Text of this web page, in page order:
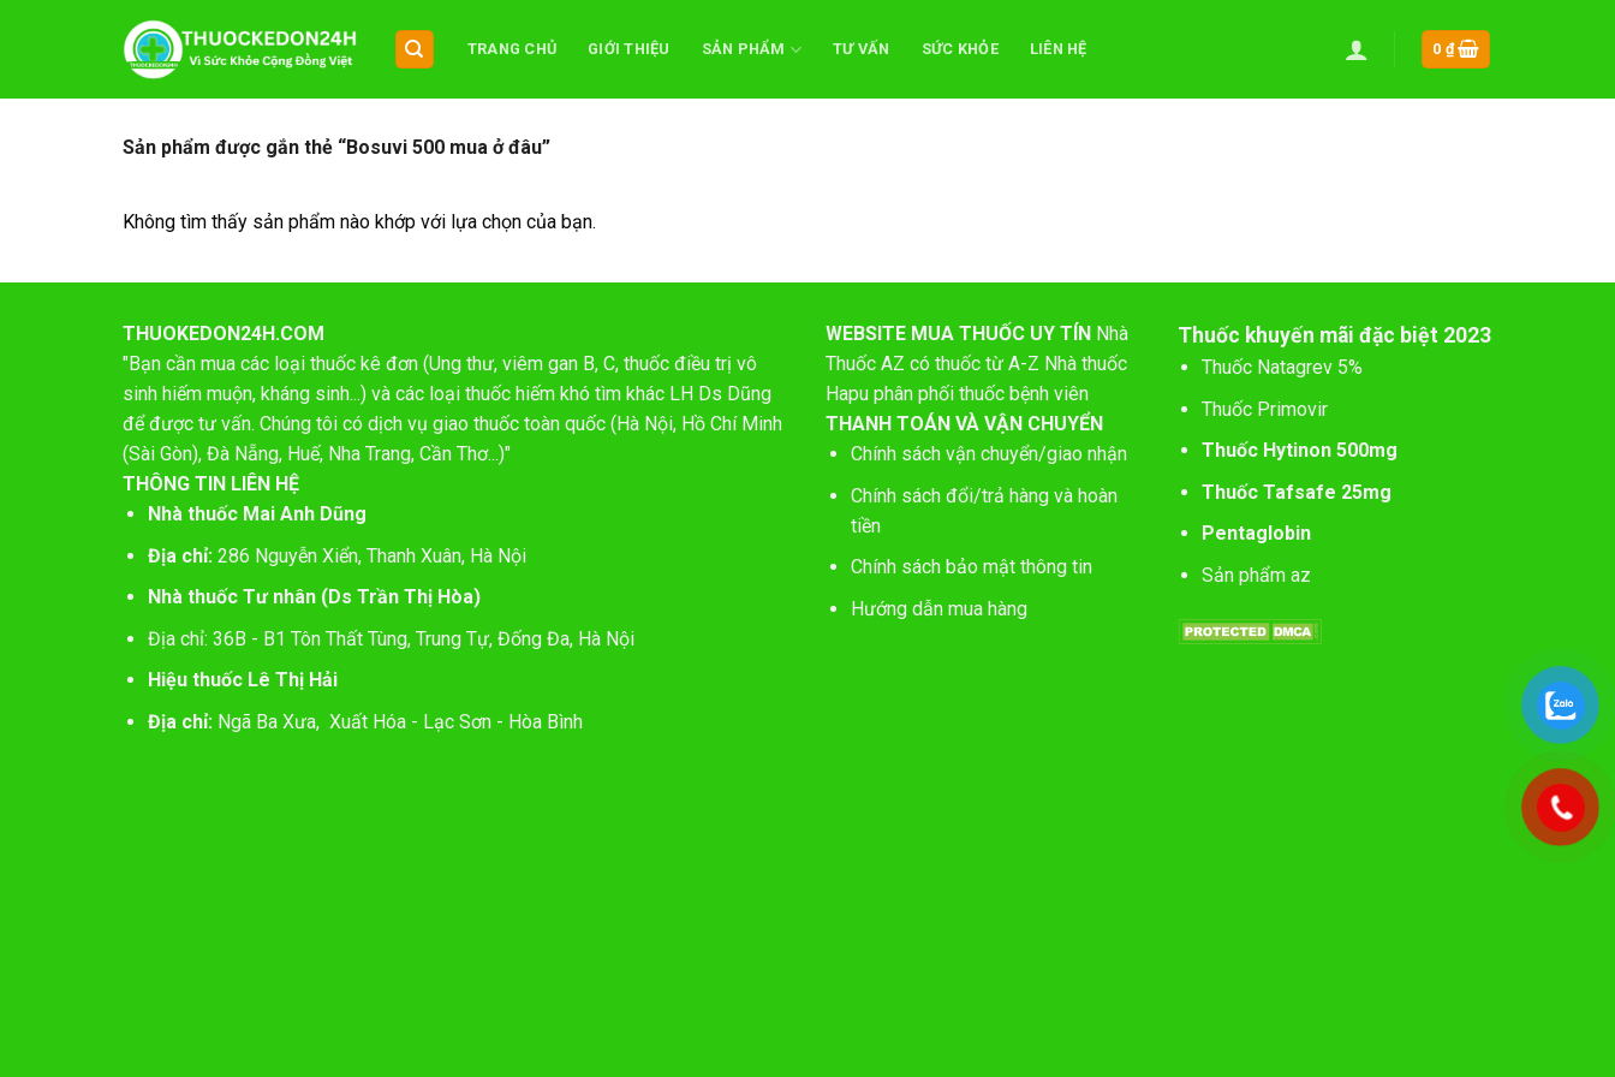
dung
TRANG CHỦ GIỚI THIỆU SẢN PHẨM TƯ VẤN SỨC KHỎE LIÊN HỆ 0 ₫
Sản phẩm được gắn thẻ “Bosuvi 500 mua ở đâu”
Không tìm thấy sản phẩm nào khớp với lựa chọn của bạn.
THUOKEDON24H.COM
"Bạn cần mua các loại thuốc kê đơn (Ung thư, viêm gan B, C, thuốc điều trị vô
sinh hiếm muộn, kháng sinh...) và các loại thuốc hiếm khó tìm khác LH Ds Dũng
để được tư vấn. Chúng tôi có dịch vụ giao thuốc toàn quốc (Hà Nội, Hồ Chí Minh
(Sài Gòn), Đà Nẵng, Huế, Nha Trang, Cần Thơ...)"
THÔNG TIN LIÊN HỆ
Nhà thuốc Mai Anh Dũng
Địa chỉ:286 Nguyễn Xiển, Thanh Xuân, Hà Nội
Nhà thuốc Tư nhân (Ds Trần Thị Hòa)
Địa chỉ: 36B - B1 Tôn Thất Tùng, Trung Tự, Đống Đa, Hà Nội
Hiệu thuốc Lê Thị Hải
Địa chỉ: Ngã Ba Xưa, Xuất Hóa - Lạc Sơn - Hòa Bình
WEBSITE MUA THUỐC UY TÍN Nhà
Thuốc AZ có thuốc từ A-Z Nhà thuốc
Hapu phân phối thuốc bệnh viên
THANH TOÁN VÀ VẬN CHUYỂN
Chính sách vận chuyển/giao nhận
Chính sách đổi/trả hàng và hoàn
tiền
Chính sách bảo mật thông tin
Hướng dẫn mua hàng
Thuốc khuyến mãi đặc biệt 2023
Thuốc Natagrev 5%
Thuốc Primovir
Thuốc Hytinon 500mg
Thuốc Tafsafe 25mg
Pentaglobin
Sản phẩm az